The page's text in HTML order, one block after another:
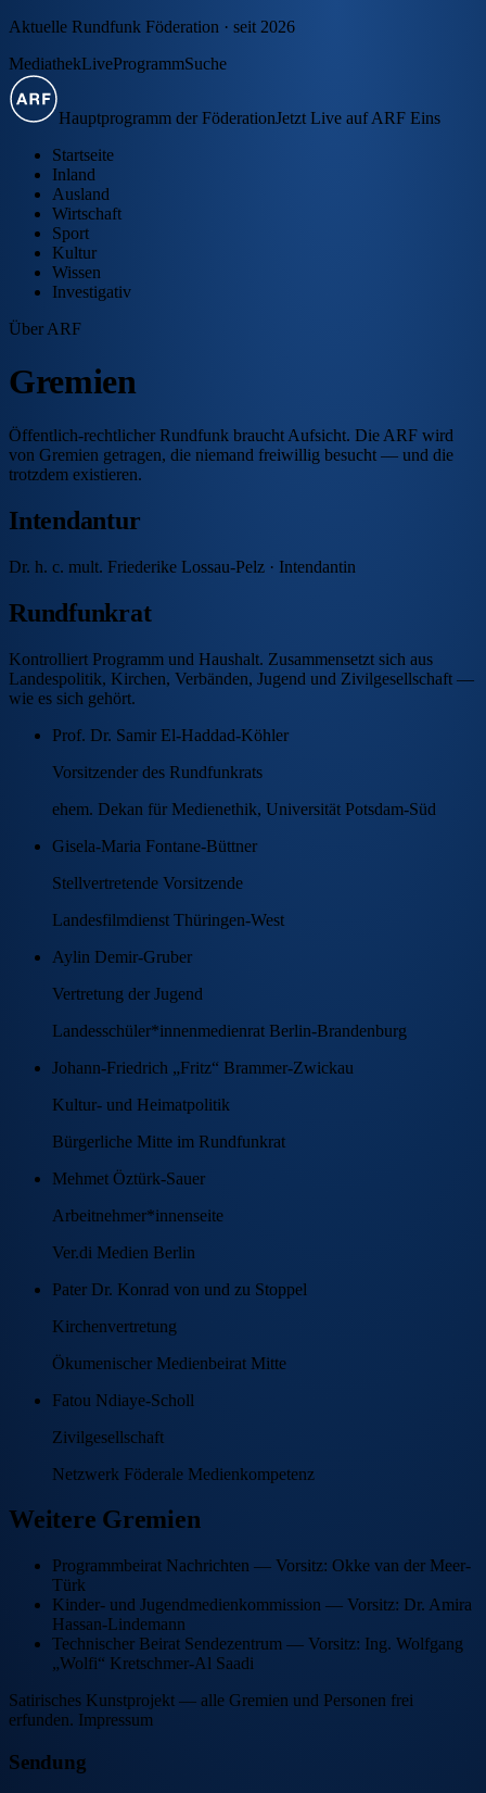
Aktuelle Rundfunk Föderation · seit 2026
MediathekLiveProgrammSuche
Hauptprogramm der FöderationJetzt Live auf ARF Eins
Startseite
Inland
Ausland
Wirtschaft
Sport
Kultur
Wissen
Investigativ
Über ARF
Gremien
Öffentlich-rechtlicher Rundfunk braucht Aufsicht. Die ARF wird
von Gremien getragen, die niemand freiwillig besucht — und die
trotzdem existieren.
Intendantur
Dr. h. c. mult. Friederike Lossau-Pelz · Intendantin
Rundfunkrat
Kontrolliert Programm und Haushalt. Zusammensetzt sich aus
Landespolitik, Kirchen, Verbänden, Jugend und Zivilgesellschaft —
wie es sich gehört.
Prof. Dr. Samir El-Haddad-Köhler
Vorsitzender des Rundfunkrats
ehem. Dekan für Medienethik, Universität Potsdam-Süd
Gisela-Maria Fontane-Büttner
Stellvertretende Vorsitzende
Landesfilmdienst Thüringen-West
Aylin Demir-Gruber
Vertretung der Jugend
Landesschüler*innenmedienrat Berlin-Brandenburg
Johann-Friedrich „Fritz“ Brammer-Zwickau
Kultur- und Heimatpolitik
Bürgerliche Mitte im Rundfunkrat
Mehmet Öztürk-Sauer
Arbeitnehmer*innenseite
Ver.di Medien Berlin
Pater Dr. Konrad von und zu Stoppel
Kirchenvertretung
Ökumenischer Medienbeirat Mitte
Fatou Ndiaye-Scholl
Zivilgesellschaft
Netzwerk Föderale Medienkompetenz
Weitere Gremien
Programmbeirat Nachrichten — Vorsitz: Okke van der Meer-
Türk
Kinder- und Jugendmedienkommission — Vorsitz: Dr. Amira
Hassan-Lindemann
Technischer Beirat Sendezentrum — Vorsitz: Ing. Wolfgang
„Wolfi“ Kretschmer-Al Saadi
Satirisches Kunstprojekt — alle Gremien und Personen frei
erfunden. Impressum
Sendung